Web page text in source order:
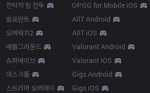
전략적 팀 전투
발로란트
오버워치2
배틀그라운드
슈퍼바이브
데스크톱
스트리머 오버레이
OP.GG for Mobile iOS
AllT Android
AllT iOS
Valorant Android
Valorant iOS
Gigs Android
Gigs iOS